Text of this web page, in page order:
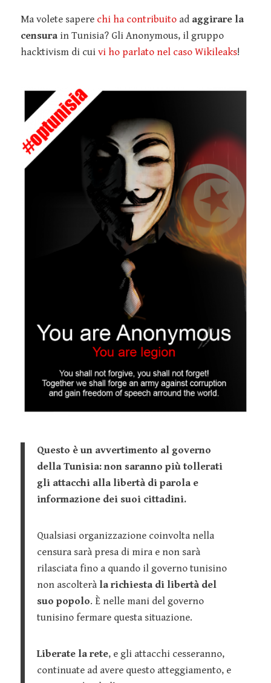
Ma volete sapere chi ha contribuito ad aggirare la
censurain Tunisia? Gli Anonymous, il gruppo
hacktivism di cui vi ho parlato nel caso Wikileaks!
Questo è un avvertimento al governo
della Tunisia: non saranno più tollerati
gli attacchi alla libertà di parola e
informazione dei suoi cittadini.
Qualsiasi organizzazione coinvolta nella
censura sarà presa di mira e non sarà
rilasciata fino a quando il governo tunisino
non ascolterà la richiesta di libertà del
suo popolo. È nelle mani del governo
tunisino fermare questa situazione.
Liberate la rete, e gli attacchi cesseranno,
continuate ad avere questo atteggiamento, e